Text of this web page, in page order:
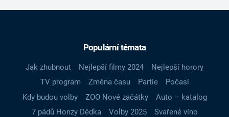
Populární témata
Jak zhubnout Nejlepší filmy 2024
Nejlepší horory
TV program
Změna času Partie
Počasí
Kdy budou volby
ZOO Nové začátky
Auto – katalog
7 pádů Honzy Dědka
Volby 2025
Svařené víno